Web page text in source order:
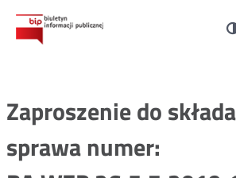
Zaproszenie do
sprawa numer: